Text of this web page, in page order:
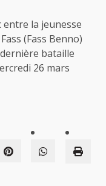
entre la jeunesse
(Fass Benno)
bataille
26 mars